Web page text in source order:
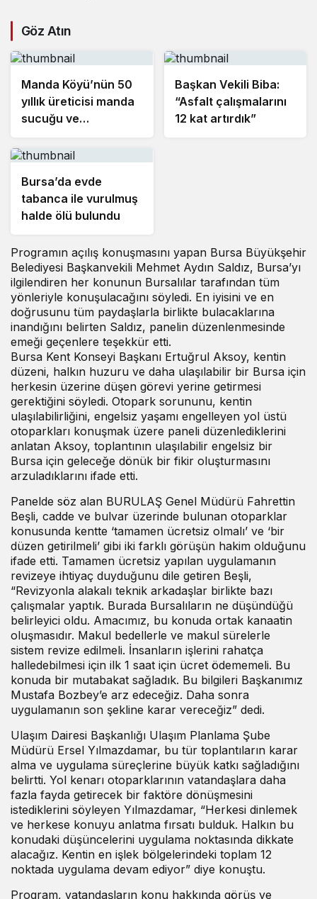
Göz Atın
Manda Köyü’nün 50
yıllık üreticisi manda
sucuğu ve
oluşturdu
Başkan Vekili Biba:
“Asfalt çalışmalarını
12 kat artırdık”
Bursa’da evde
tabanca ile vurulmuş
halde ölü bulundu
Programın açılış konuşmasını yapan Bursa Büyükşehir
Belediyesi Başkanvekili Mehmet Aydın Saldız, Bursa’yı
ilgilendiren her konunun Bursalılar tarafından tüm
yönleriyle konuşulacağını söyledi. En iyisini ve en
doğrusunu tüm paydaşlarla birlikte bulacaklarına
inandığını belirten Saldız, panelin düzenlenmesinde
emeği geçenlere teşekkür etti.
Bursa Kent Konseyi Başkanı Ertuğrul Aksoy, kentin
düzeni, halkın huzuru ve daha ulaşılabilir bir Bursa için
herkesin üzerine düşen görevi yerine getirmesi
gerektiğini söyledi. Otopark sorununu, kentin
ulaşılabilirliğini, engelsiz yaşamı engelleyen yol üstü
otoparkları konuşmak üzere paneli düzenlediklerini
anlatan Aksoy, toplantının ulaşılabilir engelsiz bir
Bursa için geleceğe dönük bir fikir oluşturmasını
arzuladıklarını ifade etti.
Panelde söz alan BURULAŞ Genel Müdürü Fahrettin
Beşli, cadde ve bulvar üzerinde bulunan otoparklar
konusunda kentte ‘tamamen ücretsiz olmalı’ ve ‘bir
düzen getirilmeli’ gibi iki farklı görüşün hakim olduğunu
ifade etti. Tamamen ücretsiz yapılan uygulamanın
revizeye ihtiyaç duyduğunu dile getiren Beşli,
“Revizyonla alakalı teknik arkadaşlar birlikte bazı
çalışmalar yaptık. Burada Bursalıların ne düşündüğü
belirleyici oldu. Amacımız, bu konuda ortak kanaatin
oluşmasıdır. Makul bedellerle ve makul sürelerle
sistem revize edilmeli. İnsanların işlerini rahatça
halledebilmesi için ilk 1 saat için ücret ödememeli. Bu
konuda bir mutabakat sağladık. Bu bilgileri Başkanımız
Mustafa Bozbey’e arz edeceğiz. Daha sonra
uygulamanın son şekline karar vereceğiz” dedi.
Ulaşım Dairesi Başkanlığı Ulaşım Planlama Şube
Müdürü Ersel Yılmazdamar, bu tür toplantıların karar
alma ve uygulama süreçlerine büyük katkı sağladığını
belirtti. Yol kenarı otoparklarının vatandaşlara daha
fazla fayda getirecek bir faktöre dönüşmesini
istediklerini söyleyen Yılmazdamar, “Herkesi dinlemek
ve herkese konuyu anlatma fırsatı bulduk. Halkın bu
konudaki düşüncelerini uygulama noktasında dikkate
alacağız. Kentin en işlek bölgelerindeki toplam 12
noktada uygulama devam ediyor” diye konuştu.
Program, vatandaşların konu hakkında görüş ve